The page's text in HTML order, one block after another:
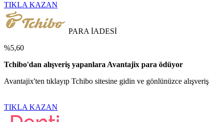
TIKLA KAZAN
PARA İADESİ
%5,60
Tchibo'dan alışveriş yapanlara Avantajix para ödüyor
Avantajix'ten tıklayıp Tchibo sitesine gidin ve gönlünüzce alışveriş
TIKLA KAZAN